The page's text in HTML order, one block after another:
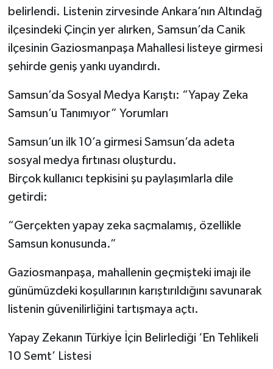
belirlendi. Listenin zirvesinde Ankara’nın Altındağ
ilçesindeki Çinçin yer alırken, Samsun’da Canik
ilçesinin Gaziosmanpaşa Mahallesi listeye girmesi
şehirde geniş yankı uyandırdı.
Samsun’da Sosyal Medya Karıştı: “Yapay Zeka
Samsun’u Tanımıyor” Yorumları
Samsun’un ilk 10’a girmesi Samsun’da adeta
sosyal medya fırtınası oluşturdu.
Birçok kullanıcı tepkisini şu paylaşımlarla dile
getirdi:
“Gerçekten yapay zeka saçmalamış, özellikle
Samsun konusunda.”
Gaziosmanpaşa, mahallenin geçmişteki imajı ile
günümüzdeki koşullarının karıştırıldığını savunarak
listenin güvenilirliğini tartışmaya açtı.
Yapay Zekanın Türkiye İçin Belirlediği ‘En Tehlikeli
10 Semt’ Listesi